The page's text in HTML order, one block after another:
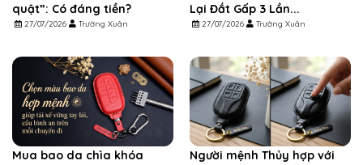
quật”: Có đáng tiền?
27/07/2026 Trường Xuân
Lại Đắt Gấp 3 Lần...
27/07/2026 Trường Xuân
Mua bao da chìa khóa
Người mệnh Thủy hợp với